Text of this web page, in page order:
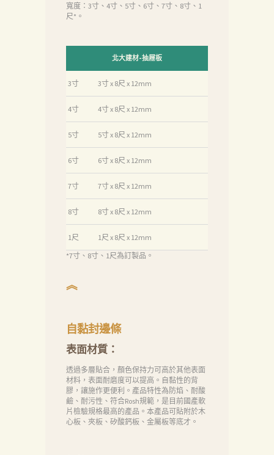
寬度：3寸、4寸、5寸、6寸、7寸、8寸、1
尺*。
北大建材-抽屜板
3寸 3寸 x 8尺 x 12mm
4寸 4寸 x 8尺 x 12mm
5寸 5寸 x 8尺 x 12mm
6寸 6寸 x 8尺 x 12mm
7寸 7寸 x 8尺 x 12mm
8寸 8寸 x 8尺 x 12mm
1尺
1尺 x 8尺 x 12mm
*7寸、8寸、1尺為訂製品。
︽
自黏封邊條
表面材質：
透過多層貼合，顏色保持力可高於其他表面
材料，表面耐磨度可以提高。自黏性的背
膠，讓施作更便利。產品特性為防焰、耐酸
鹼、耐污性、符合Rosh規範，是目前國產軟
片檢驗規格最高的產品。本產品可貼附於木
心板、夾板、矽酸鈣板、金屬板等底才。